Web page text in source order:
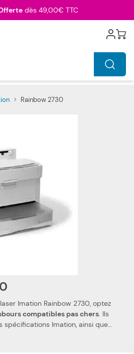
dès 49,00€ TTC
Cart
> Rainbow 2730
Imation Rainbow 2730, optez
toners et tambours compatibles pas chers. Ils
100 %